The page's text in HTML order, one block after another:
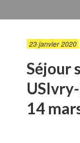
23 janvier 2020
Séjour
14